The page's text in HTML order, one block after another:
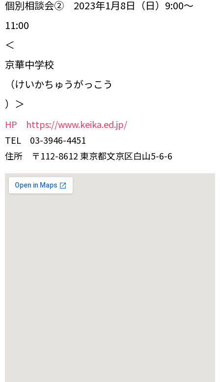
個別相談会② 2023年1月8日（日）9:00～
11:00
＜
京華中学校
（けいかちゅうがっこう
）＞
HP https://www.keika.ed.jp/
TEL 03-3946-4451
住所 〒112-8612 東京都文京区白山5-6-6